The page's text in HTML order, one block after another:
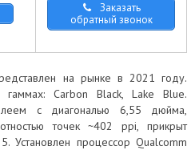
Заказать
обратный звонок
на рынке в 2021 году.
Carbon Black, Lake Blue.
с диагональю 6,55 дюйма,
точек ~402 ppi, прикрыт
Установлен процессор Qualcomm